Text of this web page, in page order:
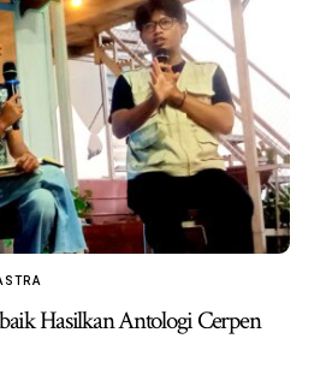
Hasilkan Antologi Cerpen